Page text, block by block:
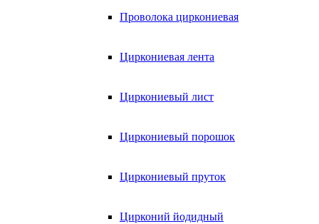
Проволока циркониевая
Циркониевая лента
Циркониевый лист
Циркониевый порошок
Циркониевый пруток
Цирконий йодидный